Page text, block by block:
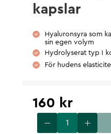
kapslar
Hyaluronsyra som
sin egen volym
Hydrolyserat typ I
För hudens
160 kr